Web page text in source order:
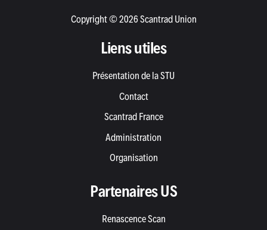
Copyright © 2026 Scantrad Union
Liens utiles
Présentation de la STU
Contact
Scantrad France
Administration
Organisation
Partenaires US
Renascence Scan